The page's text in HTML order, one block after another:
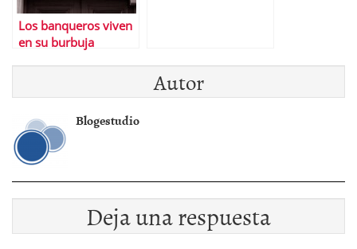
Los banqueros viven
en su burbuja
Autor
Blogestudio
Deja una respuesta